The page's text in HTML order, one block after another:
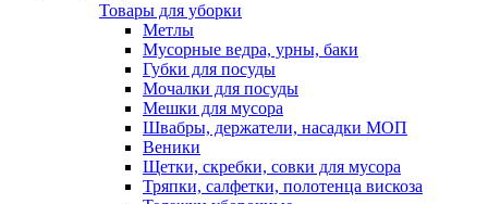
Товары для уборки
Метлы
Мусорные ведра, урны, баки
Губки для посуды
Мочалки для посуды
Мешки для мусора
Швабры, держатели, насадки МОП
Веники
Щетки, скребки, совки для мусора
Тряпки, салфетки, полотенца вискоза